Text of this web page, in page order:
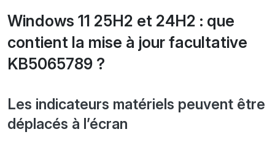
Windows 11 25H2 et 24H2 : que
contient la mise à jour facultative
KB5065789 ?
Les indicateurs matériels peuvent être
déplacés à l’écran